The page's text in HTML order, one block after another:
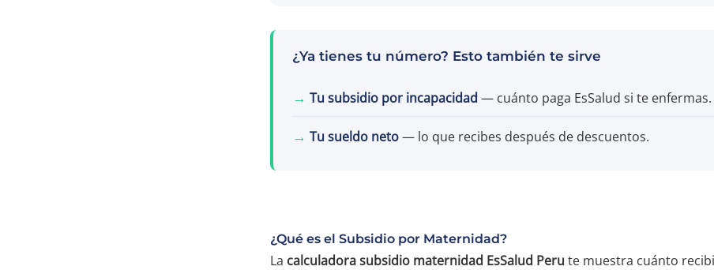
¿Ya tienes tu número? Esto también te sirve
→ Tu subsidio por incapacidad — cuánto paga EsSalud si te enfermas.
→ Tu sueldo neto— lo que recibes después de descuentos.
¿Qué es el Subsidio por Maternidad?
La calculadora subsidio maternidad EsSalud Peru te muestra cuánto